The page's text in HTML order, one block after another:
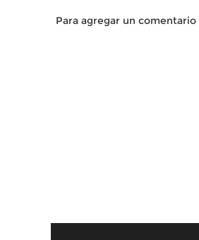
Para agregar un comentario